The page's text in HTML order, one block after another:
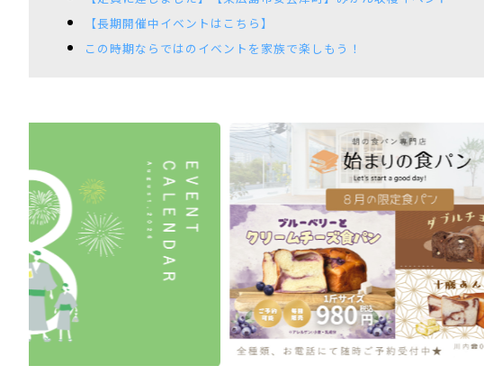
【長期開催中イベントはこちら】
この時期ならではのイベントを家族で楽しもう！